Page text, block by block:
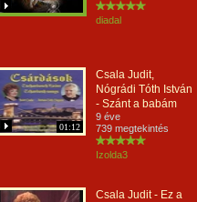
diadal
01:12
Csala Judit,
Nógrádi Tóth István
- Szánt a babám
9 éve
739 megtekintés
Izolda3
Csala Judit - Ez a